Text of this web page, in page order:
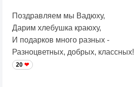
Поздравляем мы Вадюху,
Дарим хлебушка краюху,
И подарков много разных -
Разноцветных, добрых, классных!
20